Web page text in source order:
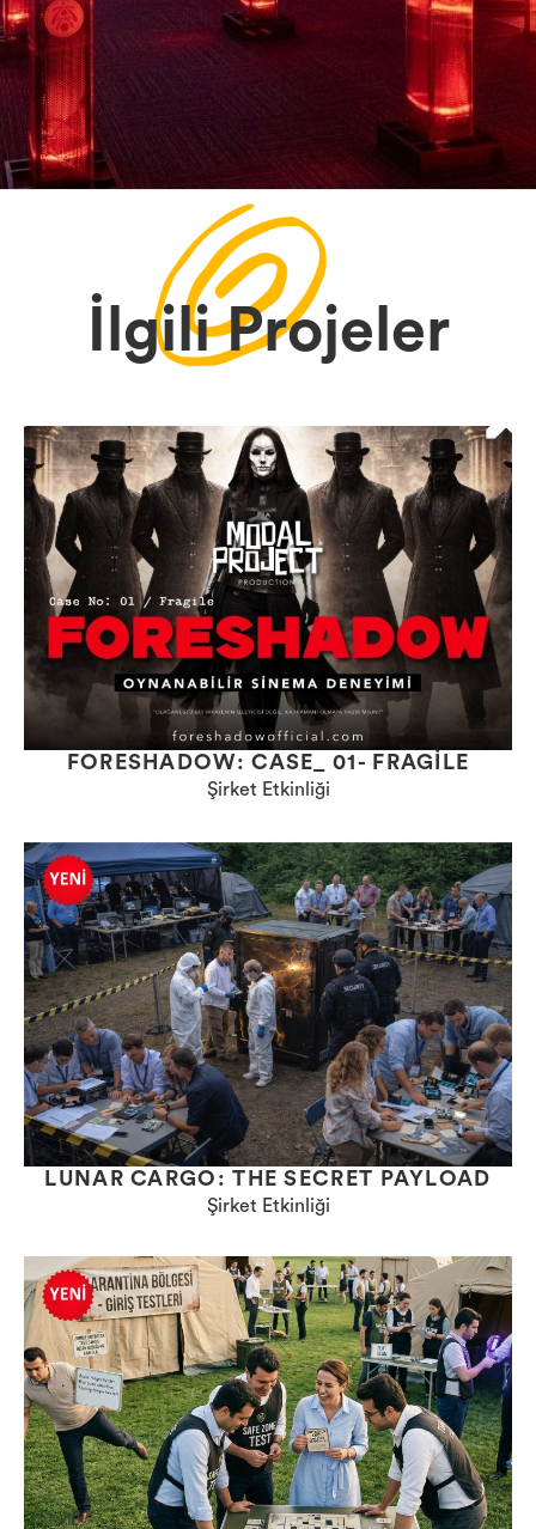
İlgili Projeler
FORESHADOW: CASE_ 01- FRAGILE
Şirket Etkinliği
LUNAR CARGO: THE SECRET PAYLOAD
Şirket Etkinliği